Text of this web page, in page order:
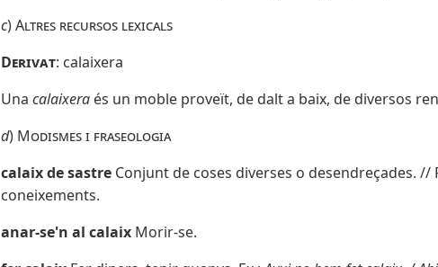
c)Altres recursos lexicals
Derivat: calaixera
Una calaixera és un moble proveït, de dalt a baix, de diversos
d) Modismes i fraseologia
calaix de sastre Conjunt de coses diverses o desendreçades.
coneixements.
anar-se'n al calaix Morir-se.